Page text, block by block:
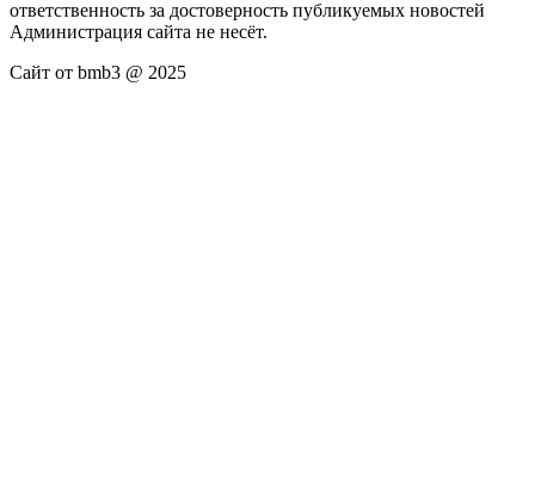
ответственность за достоверность публикуемых новостей
Администрация сайта не несёт.
Сайт от bmb3 @ 2025